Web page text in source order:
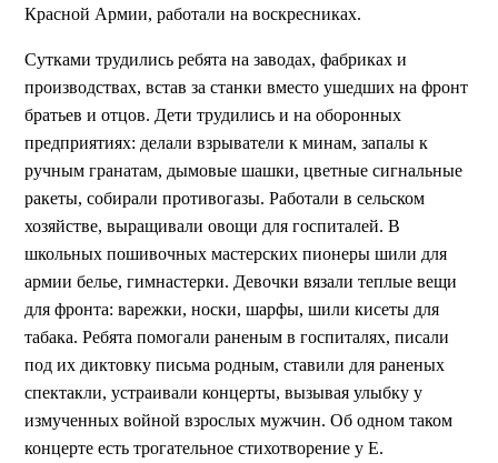
Красной Армии, работали на воскресниках.
Сутками трудились ребята на заводах, фабриках и
производствах, встав за станки вместо ушедших на фронт
братьев и отцов. Дети трудились и на оборонных
предприятиях: делали взрыватели к минам, запалы к
ручным гранатам, дымовые шашки, цветные сигнальные
ракеты, собирали противогазы. Работали в сельском
хозяйстве, выращивали овощи для госпиталей. В
школьных пошивочных мастерских пионеры шили для
армии белье, гимнастерки. Девочки вязали теплые вещи
для фронта: варежки, носки, шарфы, шили кисеты для
табака. Ребята помогали раненым в госпиталях, писали
под их диктовку письма родным, ставили для раненых
спектакли, устраивали концерты, вызывая улыбку у
измученных войной взрослых мужчин. Об одном таком
концерте есть трогательное стихотворение у Е.